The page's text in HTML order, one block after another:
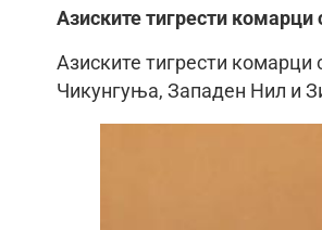
Азиските тигрести
Азиските тигрести комарци
Чикунгуња, Западен Нил и